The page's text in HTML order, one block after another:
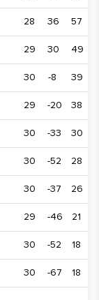
28 36 57
29 30 49
30 -8 39
29 -20 38
30 -33 30
30 -52 28
30 -37 26
29 -46 21
30 -52 18
30 -67 18